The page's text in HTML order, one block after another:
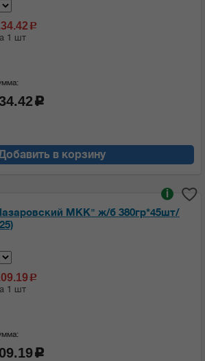
c
1 шт
c
в корзину
МКК" ж/б 380гр*45шт/
i
c
1 шт
c